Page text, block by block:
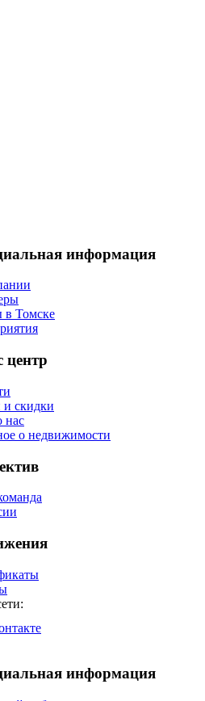
информация
Томске
центр
скидки
о недвижимости
информация